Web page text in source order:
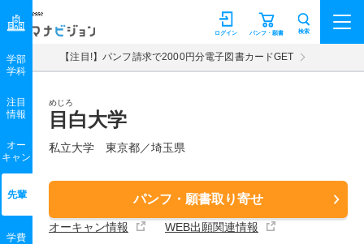
マナビジョン パンフ・願書
ログイン 検索
【注目!】パンフ請求で2000円分電子図書カードGET
めじろ
目白大学
私立大学 東京都／埼玉県
パンフ・願書取り寄せ
オーキャン情報 WEB出願関連情報
学部
学科
注目
情報
オー
キャン
先輩
学費